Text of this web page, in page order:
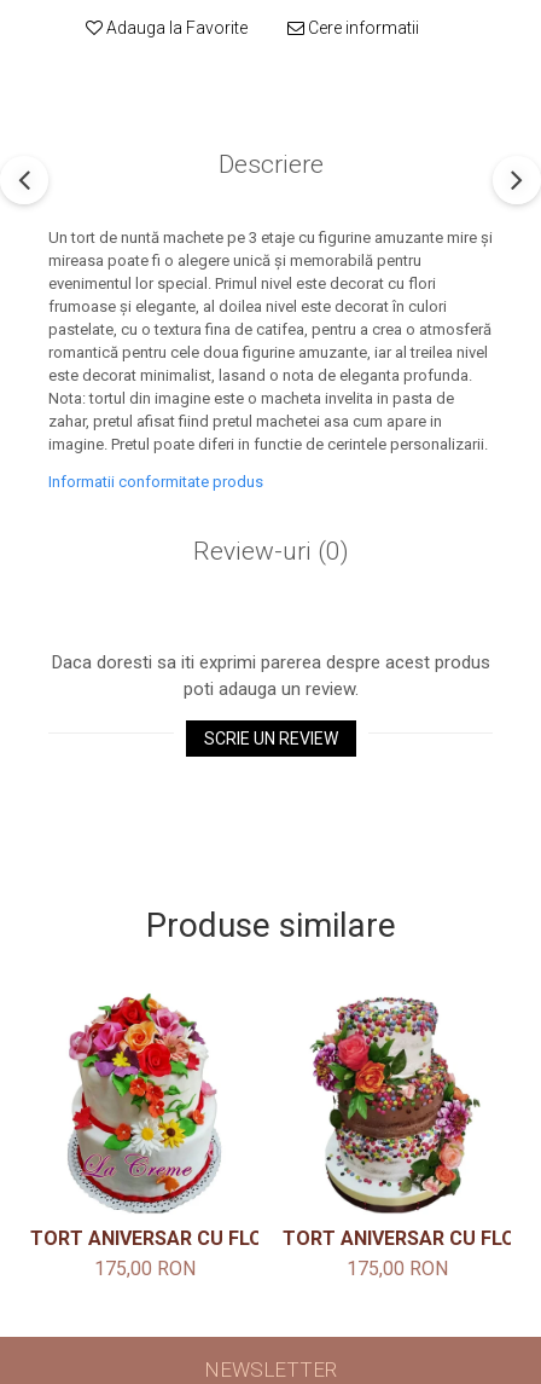
Adauga la Favorite Cere informatii
Descriere
Un tort de nuntă machete pe 3 etaje cu figurine amuzante mire și
mireasa poate fi o alegere unică și memorabilă pentru
evenimentul lor special. Primul nivel este decorat cu flori
frumoase și elegante, al doilea nivel este decorat în culori
pastelate, cu o textura fina de catifea, pentru a crea o atmosferă
romantică pentru cele doua figurine amuzante, iar al treilea nivel
este decorat minimalist, lasand o nota de eleganta profunda.
Nota: tortul din imagine este o macheta invelita in pasta de
zahar, pretul afisat fiind pretul machetei asa cum apare in
imagine. Pretul poate diferi in functie de cerintele personalizarii.
Informatii conformitate produs
Review-uri (0)
Daca doresti sa iti exprimi parerea despre acest produs
poti adauga un review.
SCRIE UN REVIEW
Produse similare
TORT ANIVERSAR CU FLORI MODEL 8
175,00 RON
TORT ANIVERSAR CU
175,00 RON
NEWSLETTER